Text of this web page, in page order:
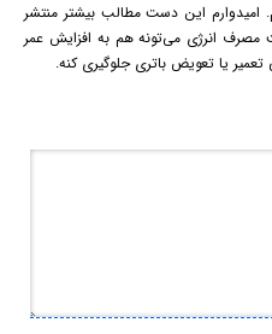
امیدوارم این دست مطالب بیشتر منتشر
مصرف انرژی می‌تونه هم به افزایش عمر
یا تعویض باتری جلوگیری کنه.